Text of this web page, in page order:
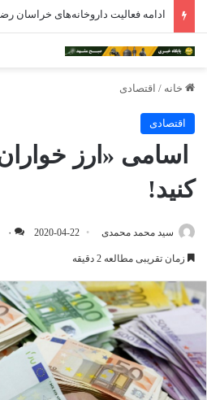
خانه / اقتصادی
اقتصادی
اسامی «ارز
کنید!
سید محمد محمدی 2020-04-22 ۰
زمان تقریبی مطالعه 2 دقیقه